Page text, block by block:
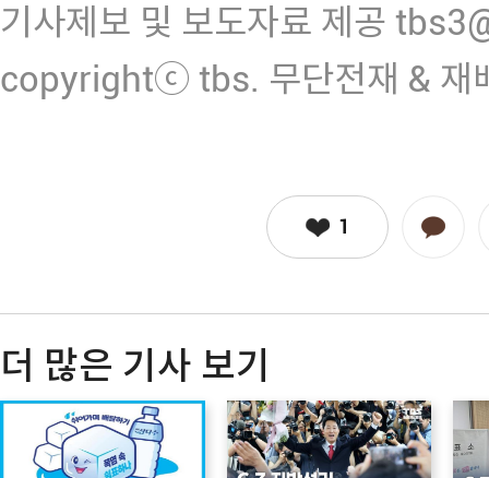
기사제보 및 보도자료 제공
copyrightⓒ tbs. 무단전재 & 재
1
더 많은 기사 보기